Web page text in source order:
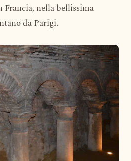
nella bellissima
da Parigi.